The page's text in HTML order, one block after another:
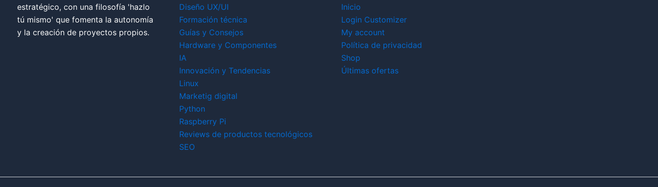
estratégico, con una filosofía 'hazlo
tú mismo' que fomenta la autonomía
y la creación de proyectos propios.
Diseño UX/UI
Formación técnica
Guías y Consejos
Hardware y Componentes
IA
Innovación y Tendencias
Linux
Marketig digital
Python
Raspberry Pi
Reviews de productos tecnológicos
SEO
Inicio
Login Customizer
My account
Política de privacidad
Shop
Últimas ofertas